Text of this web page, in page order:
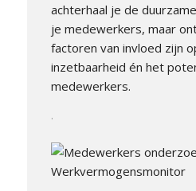
achterhaal je de
je medewerkers, maar
factoren van invloed zijn
inzetbaarheid én het
medewerkers.
.